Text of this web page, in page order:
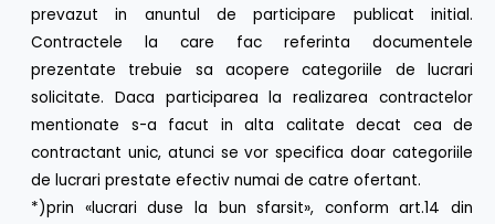
prevazut in anuntul de participare publicat initial.
Contractele la care fac referinta documentele
prezentate trebuie sa acopere categoriile de lucrari
solicitate. Daca participarea la realizarea contractelor
mentionate s-a facut in alta calitate decat cea de
contractant unic, atunci se vor specifica doar categoriile
de lucrari prestate efectiv numai de catre ofertant.
*)prin «lucrari duse la bun sfarsit», conform art.14 din